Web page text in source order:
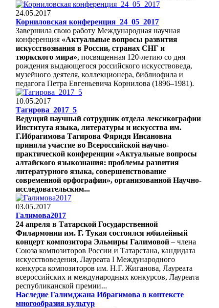
24.05.2017
Корниловская конференция_24_05_2017
Завершила свою работу Международная научная
конференция «Актуальные вопросы развития
искусствознания в России, странах СНГ и
тюркского мира», посвященная 120-летию со дня
рождения выдающегося российского искусствоведа,
музейного деятеля, коллекционера, библиофила и
педагога Петра Евгеньевича Корнилова (1896–1981).
10.05.2017
Тагирова_2017_5
Ведущий научный сотрудник отдела лексикографии
Института языка, литературы и искусства им.
Г.Ибрагимова Тагирова Фяридя Инсановна
приняла участие во Всероссийской научно-
практической конференции «Актуальные вопросы
алтайского языкознания: проблемы развития
литературного языка, совершенствование
современной орфографии», организованной Научно-
исследовательским...
03.05.2017
Галимова2017
24 апреля в Татарской Государственной
Филармонии им. Г. Тукая состоялся юбилейный
концерт композитора Эльмиры Галимовой – члена
Союза композиторов России и Татарстана, кандидата
искусствоведения, Лауреата I Международного
конкурса композиторов им. Н.Г. Жиганова, Лауреата
всероссийских и международных конкурсов, Лауреата
республиканской премии...
Наследие Галимджана Ибрагимова в контексте
многообразия культур